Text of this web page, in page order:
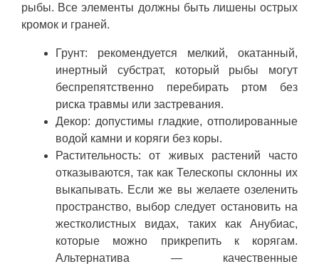
рыбы. Все элементы должны быть лишены острых
кромок и граней.
Грунт: рекомендуется мелкий, окатанный,
инертный субстрат, который рыбы могут
беспрепятственно перебирать ртом без
риска травмы или застревания.
Декор: допустимы гладкие, отполированные
водой камни и коряги без коры.
Растительность: от живых растений часто
отказываются, так как Телескопы склонны их
выкапывать. Если же вы желаете озеленить
пространство, выбор следует остановить на
жестколистных видах, таких как Анубиас,
которые можно прикрепить к корягам.
Альтернатива — качественные